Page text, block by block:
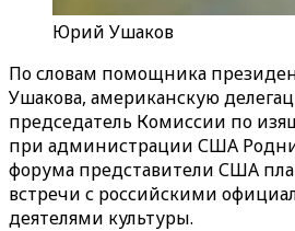
Юрий Ушаков
По словам помощника
Ушакова, американскую
председатель Комиссии по
при администрации США
форума представители США
встречи с российскими
деятелями культуры.